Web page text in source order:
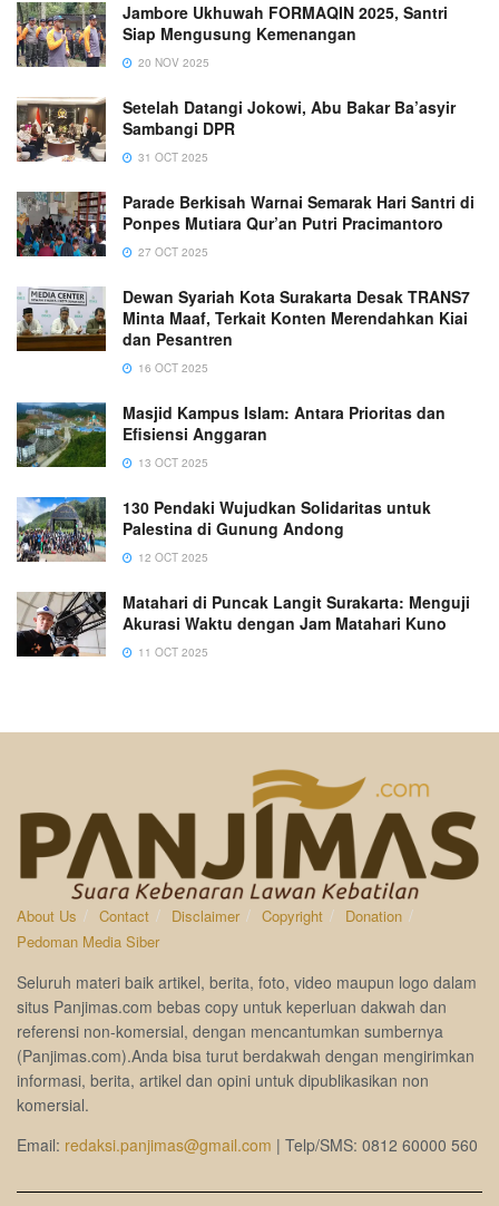
Jambore Ukhuwah FORMAQIN 2025, Santri
Siap Mengusung Kemenangan
20 NOV 2025
Setelah Datangi Jokowi, Abu Bakar Ba’asyir
Sambangi DPR
31 OCT 2025
Parade Berkisah Warnai Semarak Hari Santri di
Ponpes Mutiara Qur’an Putri Pracimantoro
27 OCT 2025
Dewan Syariah Kota Surakarta Desak TRANS7
Minta Maaf, Terkait Konten Merendahkan Kiai
dan Pesantren
16 OCT 2025
Masjid Kampus Islam: Antara Prioritas dan
Efisiensi Anggaran
13 OCT 2025
130 Pendaki Wujudkan Solidaritas untuk
Palestina di Gunung Andong
12 OCT 2025
Matahari di Puncak Langit Surakarta: Menguji
Akurasi Waktu dengan Jam Matahari Kuno
11 OCT 2025
About Us Contact Disclaimer Copyright
Donation
Pedoman Media Siber
Seluruh materi baik artikel, berita, foto, video maupun logo dalam
situs Panjimas.com bebas copy untuk keperluan dakwah dan
referensi non-komersial, dengan mencantumkan sumbernya
(Panjimas.com).Anda bisa turut berdakwah dengan mengirimkan
informasi, berita, artikel dan opini untuk dipublikasikan non
komersial.
Email: redaksi.panjimas@gmail.com | Telp/SMS: 0812 60000 560